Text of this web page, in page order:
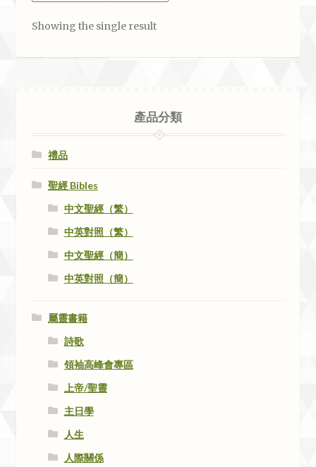
Showing the single result
產品分類
禮品
聖經 Bibles
中文聖經（繁）
中英對照（繁）
中文聖經（簡）
中英對照（簡）
屬靈書籍
詩歌
領袖高峰會專區
上帝/聖靈
主日學
人生
人際關係